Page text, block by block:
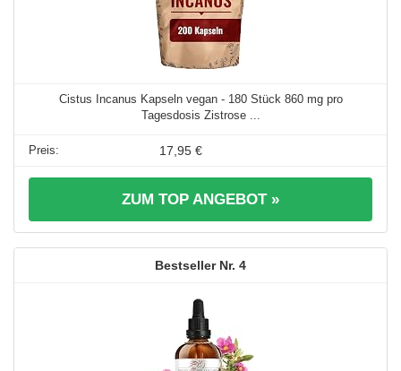
Cistus Incanus Kapseln vegan - 180 Stück 860 mg pro
Tagesdosis Zistrose ...
17,95 €
ZUM TOP ANGEBOT »
4